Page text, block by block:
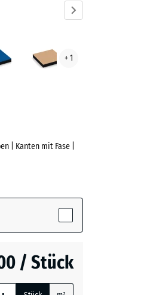
Himmelblau
+ 1
| Kanten mit Fase |
/ Stück